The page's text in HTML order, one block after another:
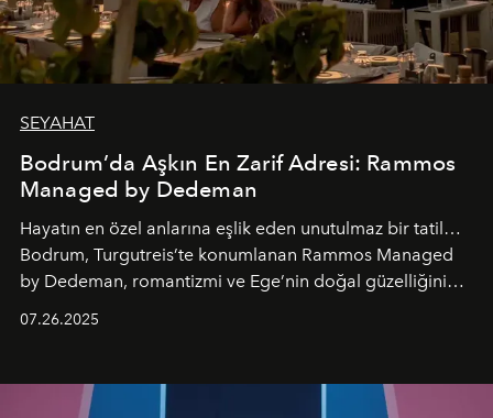
SEYAHAT
Bodrum’da Aşkın En Zarif Adresi: Rammos
Managed by Dedeman
Hayatın en özel anlarına eşlik eden unutulmaz bir tatil…
Bodrum, Turgutreis’te konumlanan Rammos Managed
by Dedeman, romantizmi ve Ege’nin doğal güzelliğini
07.26.2025